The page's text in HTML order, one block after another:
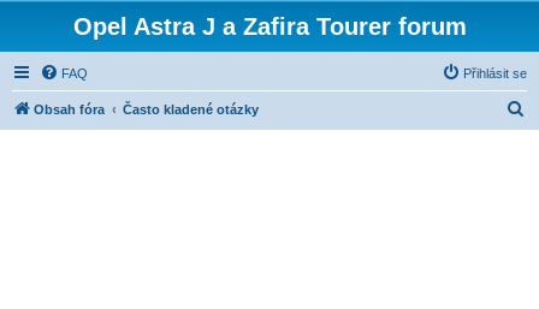
Opel Astra J a Zafira Tourer forum
FAQ Přihlásit se
Obsah fóra Často kladené otázky